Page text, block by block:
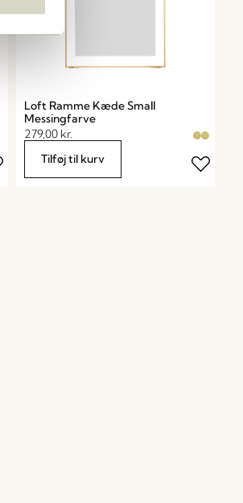
Loft Ramme Kæde Small
Messingfarve
279,00 kr.
Tilføj til kurv